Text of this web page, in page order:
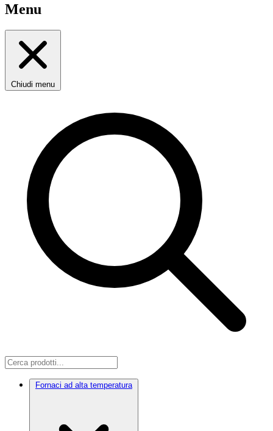
Menu
Chiudi menu
Fornaci ad alta temperatura